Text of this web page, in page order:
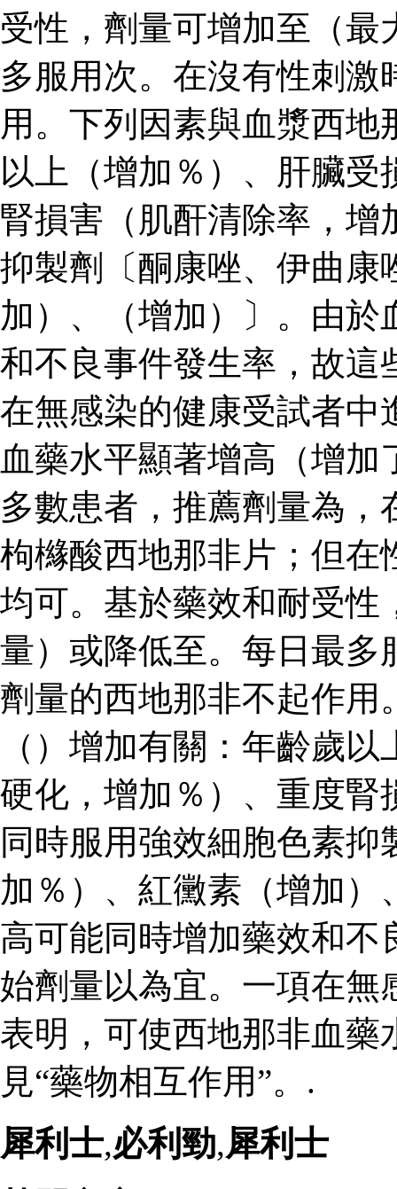
受性，劑量可增加至（
多服用次。在沒有性刺
用。下列因素與血漿西
以上（增加％）、肝臟
腎損害（肌酐清除率，增
抑製劑〔酮康唑、伊曲康
加）、（增加）〕。由
和不良事件發生率，故這
在無感染的健康受試者中
血藥水平顯著增高（增加
多數患者，推薦劑量為
枸櫞酸西地那非片；但在
均可。基於藥效和耐受性
量）或降低至。每日最多
劑量的西地那非不起作用
（）增加有關：年齡歲
硬化，增加％）、重度腎
同時服用強效細胞色素
加％）、紅黴素（增加
高可能同時增加藥效和不
始劑量以為宜。一項在無
表明，可使西地那非血藥
見“藥物相互作用”。.
犀利士,必利勁,犀利士